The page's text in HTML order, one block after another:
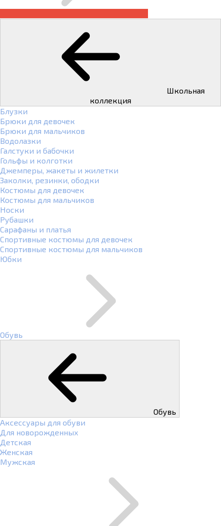
коллекция
Блузки
Брюки для девочек
Брюки для мальчиков
Водолазки
Галстуки и бабочки
Гольфы и колготки
Джемперы, жакеты и жилетки
Заколки, резинки, ободки
Костюмы для девочек
Костюмы для мальчиков
Носки
Рубашки
Сарафаны и платья
Спортивные костюмы для девочек
Спортивные костюмы для мальчиков
Юбки
Обувь
Обувь
Аксессуары для обуви
Для новорожденных
Детская
Женская
Мужская